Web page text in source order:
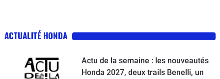
ACTUALITÉ HONDA
Actu de la semaine : les nouveautés
Honda 2027, deux trails Benelli, un